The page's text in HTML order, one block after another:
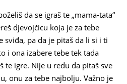
da se igraš te „mama-tata“
djevojčicu koja je za tebe
sviđa, pa da je pitaš da li si i ti
i ona izabere tebe tek tada
te igre. Nije u redu da pitaš sve
onu za tebe najbolju. Važno je